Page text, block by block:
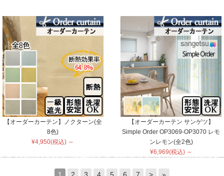
【オーダーカーテン】ノクターン(全
8色)
¥4,950(税込) ～
【オーダーカーテン サンゲツ】
Simple Order OP3069-OP3070 レモ
ンレモン(全2色)
¥6,969(税込) ～